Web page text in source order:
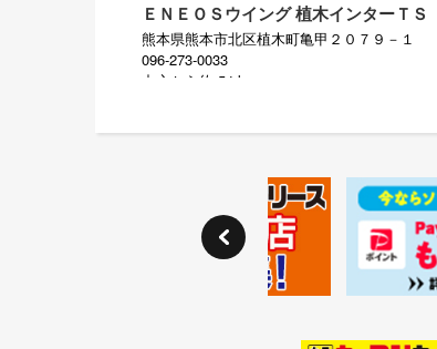
ＥＮＥＯＳウイング 植木インターＴＳ
熊本県熊本市北区植木町亀甲２０７９－１
096-273-0033
中心から約 54 km
熊本県八代市上片町字高取１６０９－１
中心から約 55.6 km
（株）ＮＥＫＳ ＪＡＰＡＮ